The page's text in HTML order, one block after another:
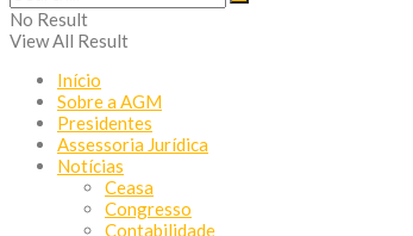
No Result
View All Result
Início
Sobre a AGM
Presidentes
Assessoria Jurídica
Notícias
Ceasa
Congresso
Contabilidade